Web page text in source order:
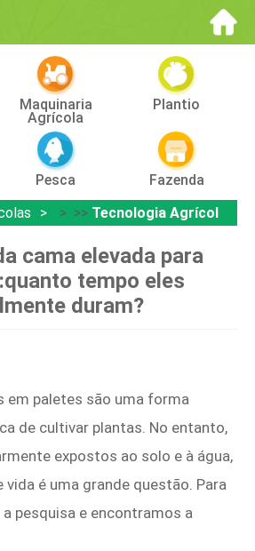
Maquinaria
Agrícola
Plantio
Pesca
Fazenda
> >> Tecnologia Agrícola
cama elevada para
tempo eles
duram?
em paletes são uma forma
de cultivar plantas. No entanto,
expostos ao solo e à água,
vida é uma grande questão. Para
pesquisa e encontramos a